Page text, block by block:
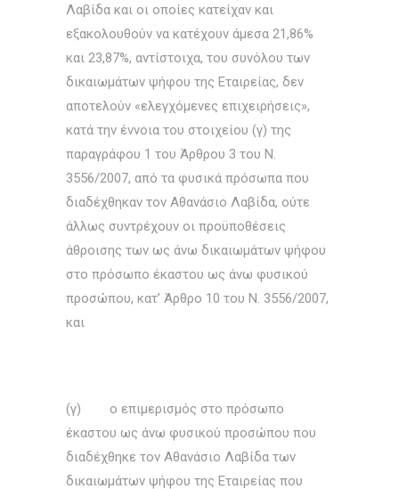
Λαβίδα και οι οποίες κατείχαν και
εξακολουθούν να κατέχουν άμεσα 21,86%
και 23,87%, αντίστοιχα, του συνόλου των
δικαιωμάτων ψήφου της Εταιρείας, δεν
αποτελούν «ελεγχόμενες επιχειρήσεις»,
κατά την έννοια του στοιχείου (γ) της
παραγράφου 1 του Άρθρου 3 του Ν.
3556/2007, από τα φυσικά πρόσωπα που
διαδέχθηκαν τον Αθανάσιο Λαβίδα, ούτε
άλλως συντρέχουν οι προϋποθέσεις
άθροισης των ως άνω δικαιωμάτων ψήφου
στο πρόσωπο έκαστου ως άνω φυσικού
προσώπου, κατ’ Άρθρο 10 του Ν. 3556/2007,
και
(γ) ο επιμερισμός στο πρόσωπο
έκαστου ως άνω φυσικού προσώπου που
διαδέχθηκε τον Αθανάσιο Λαβίδα των
δικαιωμάτων ψήφου της Εταιρείας που